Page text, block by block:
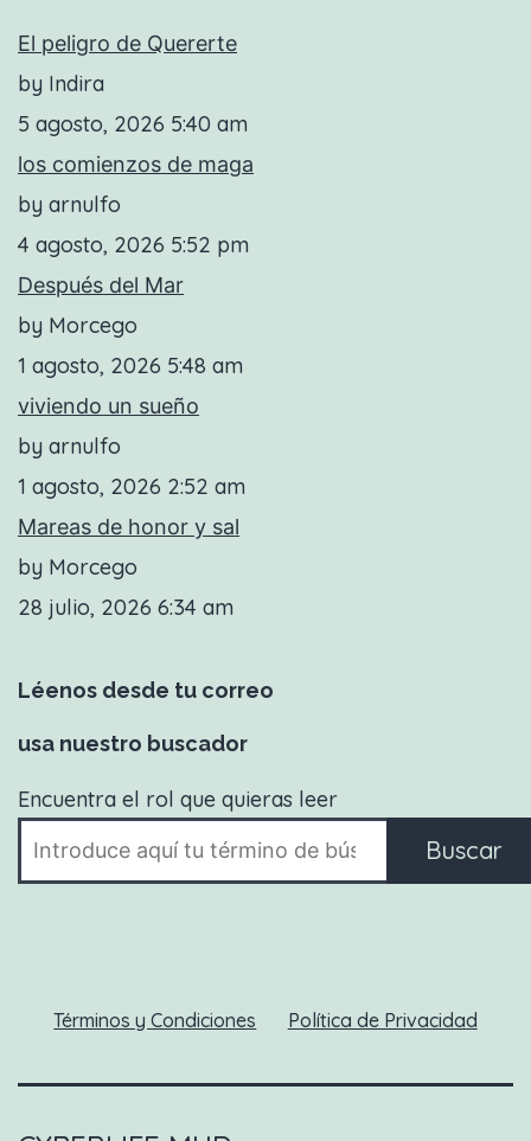
El peligro de Quererte
by Indira
5 agosto, 2026 5:40 am
los comienzos de maga
by arnulfo
4 agosto, 2026 5:52 pm
Después del Mar
by Morcego
1 agosto, 2026 5:48 am
viviendo un sueño
by arnulfo
1 agosto, 2026 2:52 am
Mareas de honor y sal
by Morcego
28 julio, 2026 6:34 am
Léenos desde tu correo
usa nuestro buscador
Encuentra el rol que quieras leer
Buscar
Términos y Condiciones Política de Privacidad